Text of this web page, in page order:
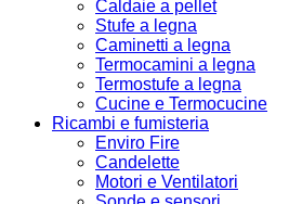
Caldaie a pellet
Stufe a legna
Caminetti a legna
Termocamini a legna
Termostufe a legna
Cucine e Termocucine
Ricambi e fumisteria
Enviro Fire
Candelette
Motori e Ventilatori